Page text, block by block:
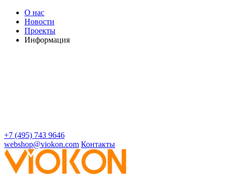
О нас
Новости
Проекты
Информация
+7 (495) 743 9646
webshop@viokon.com Контакты